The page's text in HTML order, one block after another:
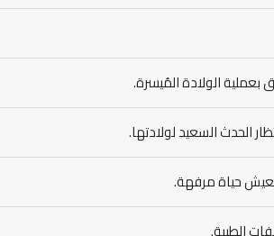
الولادة المُيسرة.
الحدث السعيد لولادتها.
تعيش حياة مرفهة.